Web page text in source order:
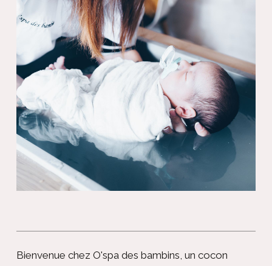
Bienvenue chez O'spa des bambins, un cocon